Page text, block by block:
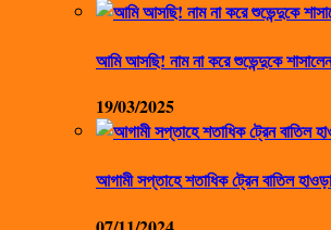
আমি আসছি! নাম না করে শুভেন্দুকে
19/03/2025
আগামী সপ্তাহে শতাধিক ট্রেন বাতিল